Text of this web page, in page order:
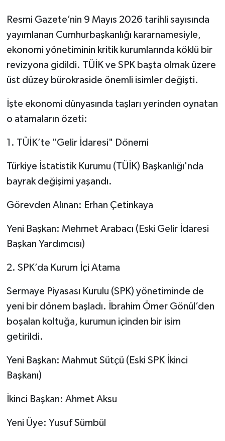
Resmi Gazete’nin 9 Mayıs 2026 tarihli sayısında
yayımlanan Cumhurbaşkanlığı kararnamesiyle,
ekonomi yönetiminin kritik kurumlarında köklü bir
revizyona gidildi. TÜİK ve SPK başta olmak üzere
üst düzey bürokraside önemli isimler değişti.
​İşte ekonomi dünyasında taşları yerinden oynatan
o atamaların özeti:
​1. TÜİK’te "Gelir İdaresi" Dönemi
​Türkiye İstatistik Kurumu (TÜİK) Başkanlığı'nda
bayrak değişimi yaşandı.
​Görevden Alınan: Erhan Çetinkaya
​Yeni Başkan: Mehmet Arabacı (Eski Gelir İdaresi
Başkan Yardımcısı)
​2. SPK’da Kurum İçi Atama
​Sermaye Piyasası Kurulu (SPK) yönetiminde de
yeni bir dönem başladı. İbrahim Ömer Gönül’den
boşalan koltuğa, kurumun içinden bir isim
getirildi.
​Yeni Başkan: Mahmut Sütçü (Eski SPK İkinci
Başkanı)
​İkinci Başkan: Ahmet Aksu
​Yeni Üye: Yusuf Sümbül